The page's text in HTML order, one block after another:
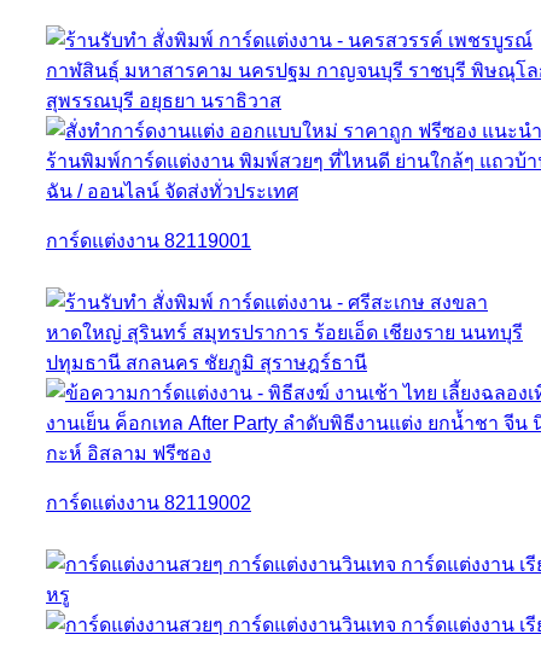
การ์ดแต่งงาน 82119001
การ์ดแต่งงาน 82119002